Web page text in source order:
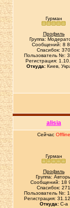
Гурман
Профиль
Группа:
Сообщений: 8
Спасибок: 370
Пользователь №:
Регистрация:
Откуда: Киев,
alisia
Сейчас Offline
Гурман
Профиль
Группа:
Сообщений: 18
Спасибок: 271
Пользователь №:
Регистрация:
Откуда:C-a